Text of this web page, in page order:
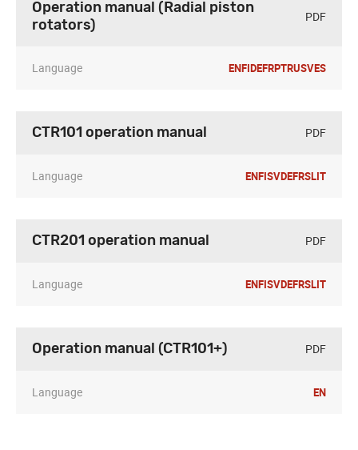
Operation manual (Radial piston
rotators)
PDF
Language ENFIDEFRPTRUSVES
CTR101 operation manual PDF
Language ENFISVDEFRSLIT
CTR201 operation manual PDF
Language ENFISVDEFRSLIT
Operation manual (CTR101+) PDF
Language EN